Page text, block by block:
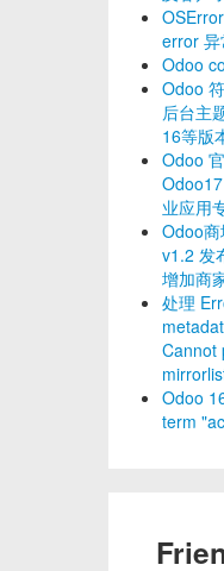
error 异
Odoo
Odoo
后台主
16等版
Odoo
业应用
Odoo
v1.2 发
增加商
处理
Cannot
Odoo
term